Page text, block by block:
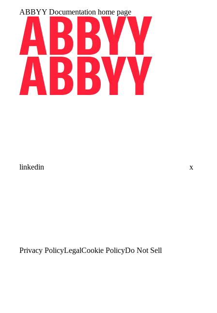
ABBYY Documentation home page
linkedin x
Privacy PolicyLegalCookie PolicyDo Not Sell